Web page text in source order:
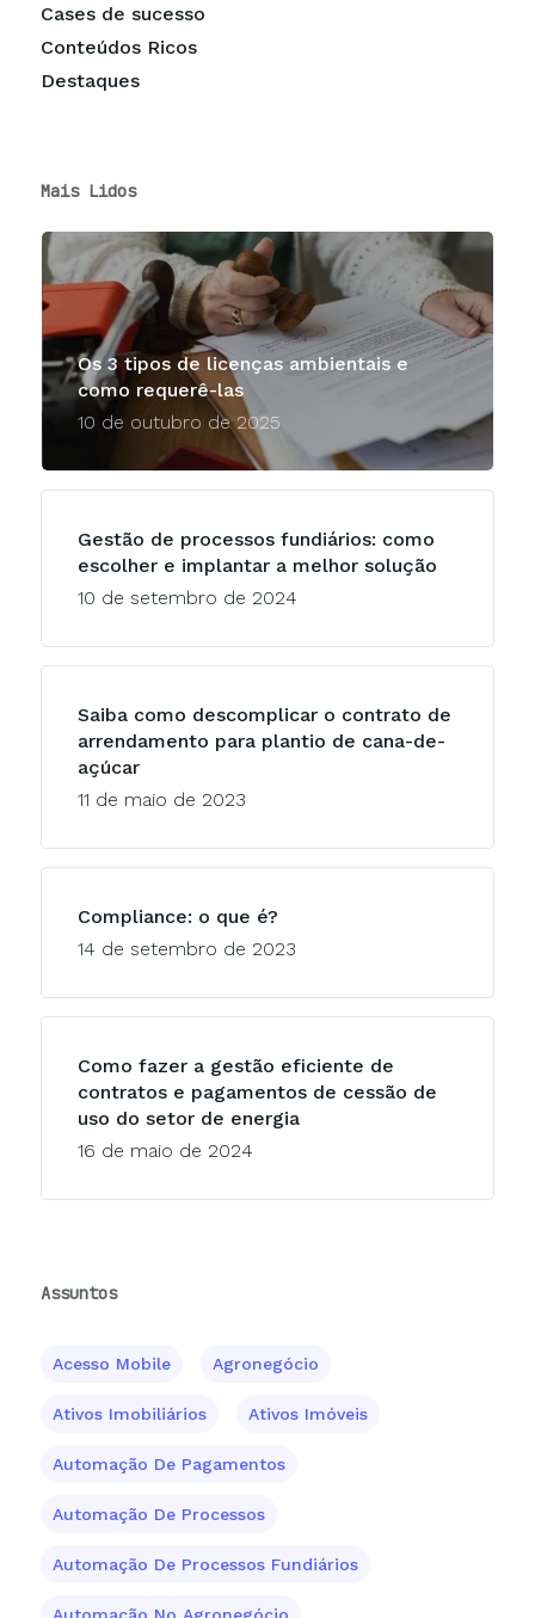
Cases de sucesso
Conteúdos Ricos
Destaques
Mais Lidos
Os 3 tipos de licenças ambientais e
como requerê-las
10 de outubro de 2025
Gestão de processos fundiários: como
escolher e implantar a melhor solução
10 de setembro de 2024
Saiba como descomplicar o contrato de
arrendamento para plantio de cana-de-
açúcar
11 de maio de 2023
Compliance: o que é?
14 de setembro de 2023
Como fazer a gestão eficiente de
contratos e pagamentos de cessão de
uso do setor de energia
16 de maio de 2024
Assuntos
Acesso Mobile Agronegócio
Ativos Imobiliários Ativos Imóveis
Automação De Pagamentos
Automação De Processos
Automação De Processos Fundiários